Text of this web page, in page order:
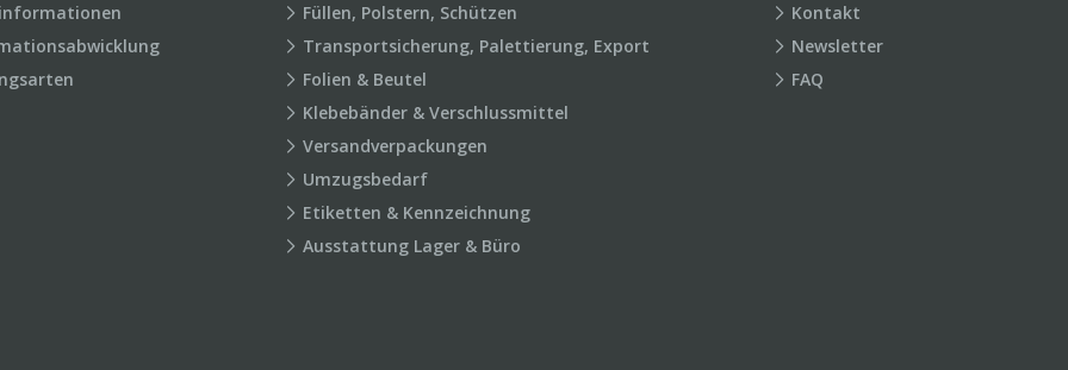
Füllen, Polstern, Schützen
Transportsicherung, Palettierung, Export
Folien & Beutel
Klebebänder & Verschlussmittel
Versandverpackungen
Umzugsbedarf
Etiketten & Kennzeichnung
Ausstattung Lager & Büro
Kontakt
Newsletter
FAQ